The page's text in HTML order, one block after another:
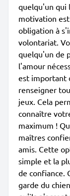
quelqu'un qui
motivation
obligation à
volontariat.
quelqu'un de
l'amour
est important
renseigner
jeux. Cela
connaître
maximum !
maîtres
amis. Cette
simple et la
de confiance.
garde du